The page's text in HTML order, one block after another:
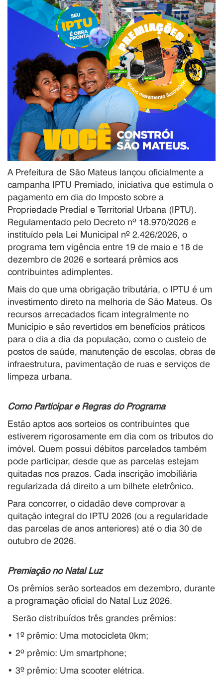
A Prefeitura de São Mateus lançou oficialmente a
campanha IPTU Premiado, iniciativa que estimula o
pagamento em dia do Imposto sobre a
Propriedade Predial e Territorial Urbana (IPTU).
Regulamentado pelo Decreto nº 18.970/2026 e
instituído pela Lei Municipal nº 2.426/2026, o
programa tem vigência entre 19 de maio e 18 de
dezembro de 2026 e sorteará prêmios aos
contribuintes adimplentes.
Mais do que uma obrigação tributária, o IPTU é um
investimento direto na melhoria de São Mateus. Os
recursos arrecadados ficam integralmente no
Município e são revertidos em benefícios práticos
para o dia a dia da população, como o custeio de
postos de saúde, manutenção de escolas, obras de
infraestrutura, pavimentação de ruas e serviços de
limpeza urbana.
Como Participar e Regras do Programa
Estão aptos aos sorteios os contribuintes que
estiverem rigorosamente em dia com os tributos do
imóvel. Quem possui débitos parcelados também
pode participar, desde que as parcelas estejam
quitadas nos prazos. Cada inscrição imobiliária
regularizada dá direito a um bilhete eletrônico.
Para concorrer, o cidadão deve comprovar a
quitação integral do IPTU 2026 (ou a regularidade
das parcelas de anos anteriores) até o dia 30 de
outubro de 2026.
Premiação no Natal Luz
Os prêmios serão sorteados em dezembro, durante
a programação oficial do Natal Luz 2026.
Serão distribuídos três grandes prêmios:
• 1º prêmio: Uma motocicleta 0km;
• 2º prêmio: Um smartphone;
• 3º prêmio: Uma scooter elétrica.